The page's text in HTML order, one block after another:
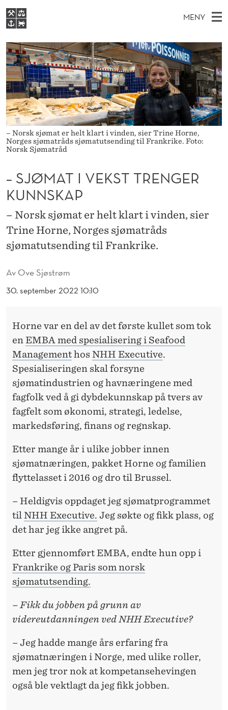
S
J
Ø
M
A
T
E
K
S
T
T
R
E
MENY
O
V
E
D
M
E
N
FOR STUDENTER
VIDEREUTDANNING
BIBLIOTEKET
S
Ø
K
I
N
E
T
T
S
T
E
D
E
T
Forsiden
Studier
Forskning
Om NHH
– Norsk sjømat er helt klart i vinden, sier Trine Horne,
Norges sjømatråds sjømatutsending til Frankrike. Foto:
Norsk Sjømatråd
Av Ove Sjøstrøm
30. september 2022 10:10
– SJØMAT I VEKST TRENGER
KUNNSKAP
– Norsk sjømat er helt klart i vinden, sier
Trine Horne, Norges sjømatråds
sjømatutsending til Frankrike.
Horne var en del av det første kullet som tok
en EMBA med spesialisering i Seafood
ManagementhosNHH Executive.
Spesialiseringen skal forsyne
sjømatindustrien og havnæringene med
fagfolk ved å gi dybdekunnskap på tvers av
fagfelt som økonomi, strategi, ledelse,
markedsføring, finans og regnskap.
Etter mange år i ulike jobber innen
sjømatnæringen, pakket Horne og familien
flyttelasset i 2016 og dro til Brussel.
– Heldigvis oppdaget jeg sjømatprogrammet
til NHH Executive. Jeg søkte og fikk plass, og
det har jeg ikke angret på.
Etter gjennomført EMBA, endte hun opp i
Frankrike og Paris som norsk
sjømatutsending.
– Fikk du jobben på grunn av
videreutdanningen ved NHH Executive?
– Jeg hadde mange års erfaring fra
sjømatnæringen i Norge, med ulike roller,
men jeg tror nok at kompetansehevingen
også ble vektlagt da jeg fikk jobben.